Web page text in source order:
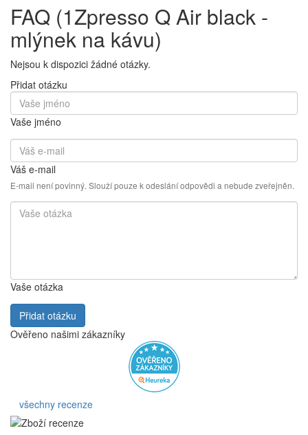
FAQ (1Zpresso Q Air black -
mlýnek na kávu)
Nejsou k dispozici žádné otázky.
Přidat otázku
Vaše jméno
Váš e-mail
E-mail není povinný. Slouží pouze k odeslání odpovědi a nebude zveřejněn.
Vaše otázka
Přidat otázku
Ověřeno našimi zákazníky
všechny recenze